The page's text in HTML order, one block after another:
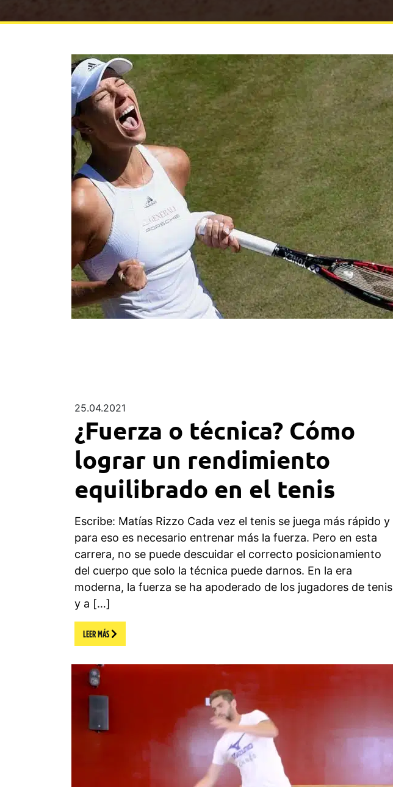
25.04.2021
¿Fuerza o técnica? Cómo
lograr un rendimiento
equilibrado en el tenis
Escribe: Matías Rizzo Cada vez el tenis se juega más rápido y
para eso es necesario entrenar más la fuerza. Pero en esta
carrera, no se puede descuidar el correcto posicionamiento
del cuerpo que solo la técnica puede darnos. En la era
moderna, la fuerza se ha apoderado de los jugadores de tenis
y a […]
LEER MÁS